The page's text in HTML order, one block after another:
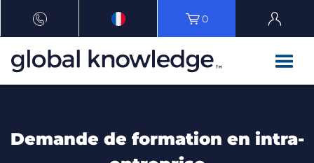
0
Demande de formation en intra-